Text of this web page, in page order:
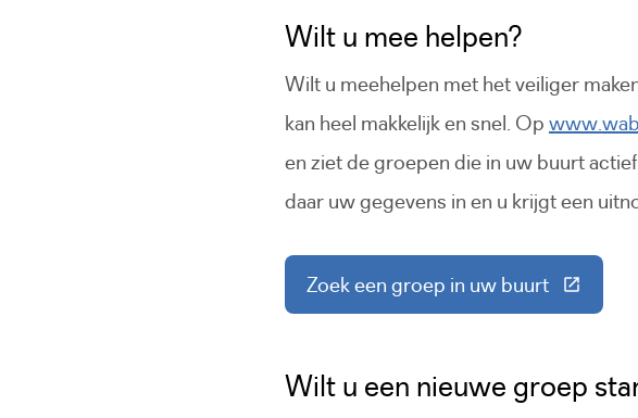
Wilt u mee helpen?
Wilt u meehelpen met het veiliger
kan heel makkelijk en snel. Op
en ziet de groepen die in uw buurt
daar uw gegevens in en u krijgt een
Zoek een groep in uw buurt
(Deze link gaat naar een
Wilt u een nieuwe groep